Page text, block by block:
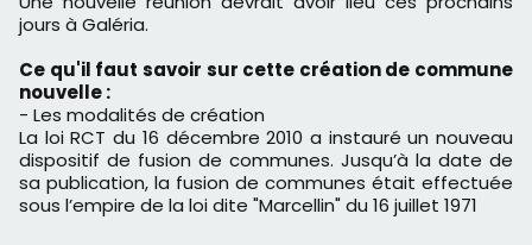
jours à Galéria.
Ce qu'il faut savoir sur cette création de commune
nouvelle :
- Les modalités de création
La loi RCT du 16 décembre 2010 a instauré un nouveau
dispositif de fusion de communes. Jusqu’à la date de
sa publication, la fusion de communes était effectuée
sous l’empire de la loi dite "Marcellin" du 16 juillet 1971